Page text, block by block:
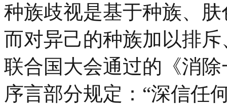
种族歧视是基于种族、
而对异己的种族加以排
联合国大会通过的《消
序言部分规定：“深信任